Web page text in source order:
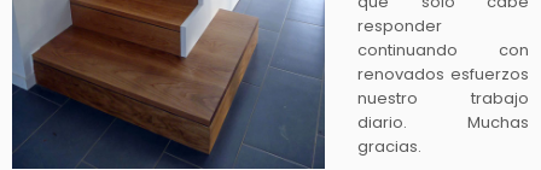
responder
continuando con
renovados esfuerzos
nuestro trabajo
diario. Muchas
gracias.